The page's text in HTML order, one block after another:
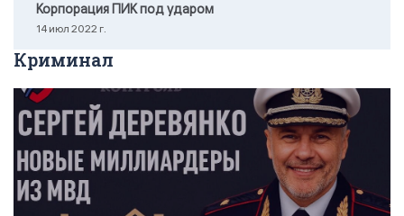
Корпорация ПИК под ударом
14 июл 2022 г.
Криминал